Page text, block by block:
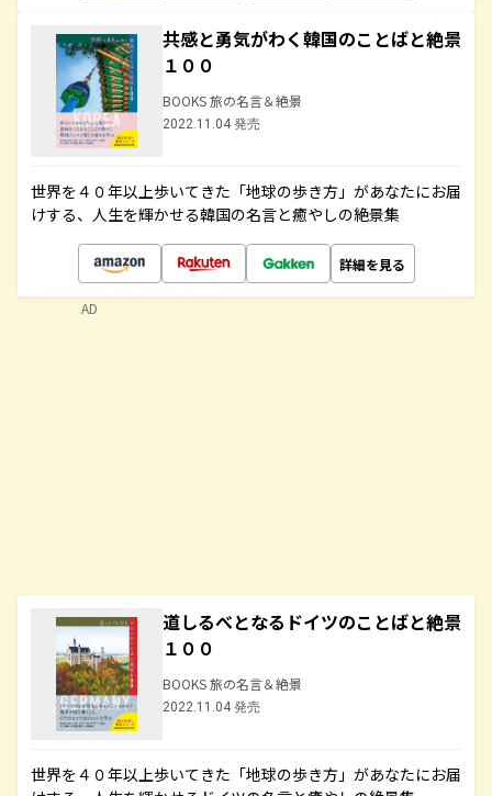
共感と勇気がわく韓国のことばと絶景
１００
BOOKS 旅の名言＆絶景
2022.11.04 発売
世界を４０年以上歩いてきた「地球の歩き方」があなたにお届
けする、人生を輝かせる韓国の名言と癒やしの絶景集
詳細を見る
道しるべとなるドイツのことばと絶景
１００
BOOKS 旅の名言＆絶景
2022.11.04 発売
世界を４０年以上歩いてきた「地球の歩き方」があなたにお届
AD